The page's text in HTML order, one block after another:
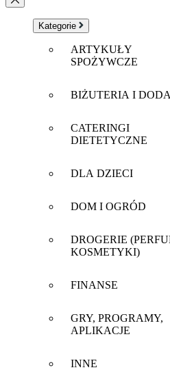
Kategorie
ARTYKUŁY
SPOŻYWCZE
BIŻUTERIA I
CATERINGI
DIETETYCZNE
DLA DZIECI
DOM I OGRÓD
DROGERIE
KOSMETYKI)
FINANSE
GRY, PROGRAMY,
APLIKACJE
INNE